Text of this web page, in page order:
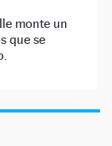
monte un
que se